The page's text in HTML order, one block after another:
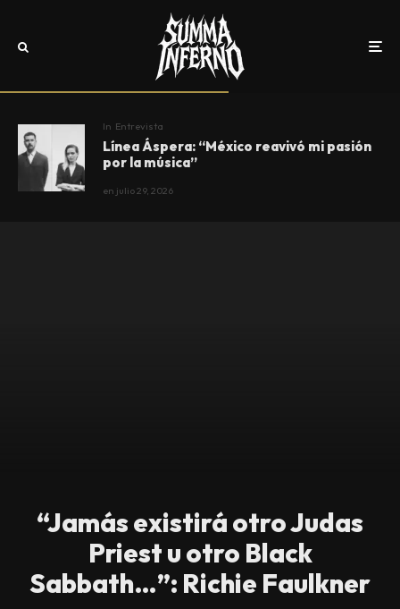
In Entrevista
Línea Áspera: “México reavivó mi pasión
por la música”
en julio 29, 2026
“Jamás existirá otro Judas
Priest u otro Black
Sabbath…”: Richie Faulkner